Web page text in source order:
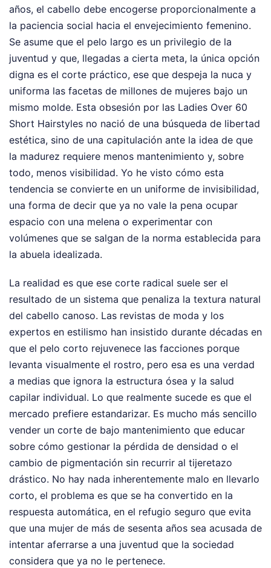
años, el cabello debe encogerse proporcionalmente a
la paciencia social hacia el envejecimiento femenino.
Se asume que el pelo largo es un privilegio de la
juventud y que, llegadas a cierta meta, la única opción
digna es el corte práctico, ese que despeja la nuca y
uniforma las facetas de millones de mujeres bajo un
mismo molde. Esta obsesión por las Ladies Over 60
Short Hairstyles no nació de una búsqueda de libertad
estética, sino de una capitulación ante la idea de que
la madurez requiere menos mantenimiento y, sobre
todo, menos visibilidad. Yo he visto cómo esta
tendencia se convierte en un uniforme de invisibilidad,
una forma de decir que ya no vale la pena ocupar
espacio con una melena o experimentar con
volúmenes que se salgan de la norma establecida para
la abuela idealizada.
La realidad es que ese corte radical suele ser el
resultado de un sistema que penaliza la textura natural
del cabello canoso. Las revistas de moda y los
expertos en estilismo han insistido durante décadas en
que el pelo corto rejuvenece las facciones porque
levanta visualmente el rostro, pero esa es una verdad
a medias que ignora la estructura ósea y la salud
capilar individual. Lo que realmente sucede es que el
mercado prefiere estandarizar. Es mucho más sencillo
vender un corte de bajo mantenimiento que educar
sobre cómo gestionar la pérdida de densidad o el
cambio de pigmentación sin recurrir al tijeretazo
drástico. No hay nada inherentemente malo en llevarlo
corto, el problema es que se ha convertido en la
respuesta automática, en el refugio seguro que evita
que una mujer de más de sesenta años sea acusada de
intentar aferrarse a una juventud que la sociedad
considera que ya no le pertenece.